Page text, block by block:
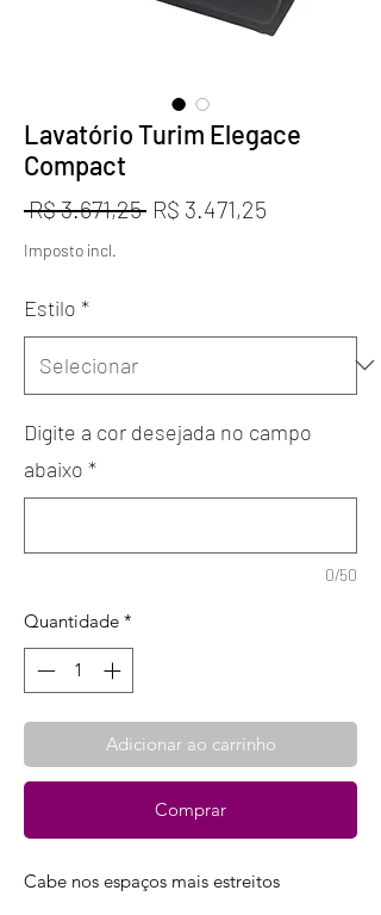
Lavatório Turim Elegace
Compact
R$ 3.671,25 Preço
R$ 3.471,25
Imposto incl.
Estilo *
Digite a cor desejada no campo
abaixo *
0/50
Quantidade *
Adicionar ao carrinho
Comprar
Cabe nos espaços mais estreitos